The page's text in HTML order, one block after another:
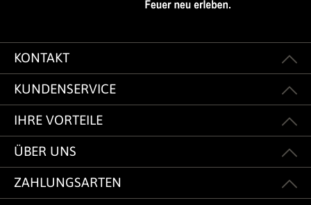
KONTAKT
KUNDENSERVICE
IHRE VORTEILE
ÜBER UNS
ZAHLUNGSARTEN